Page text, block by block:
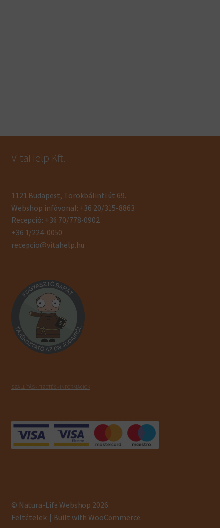
VitaHelp Kft.
1121 Budapest, Törökbálinti út 69.
Webshop infóvonal: +36 20/315-8863
Recepció: +36 70/778-0902
+36 1/224-0050
recepcio@vitahelp.hu
SZÁLLÍTÁS - FIZETÉS - INFORMÁCIÓK
© Natura-Life Webshop 2026
Feltételek
Built with WooCommerce.